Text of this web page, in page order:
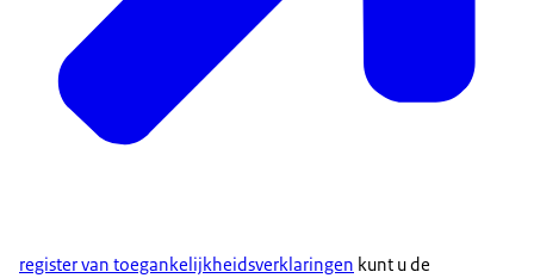
register van toegankelijkheidsverklaringen kunt u de